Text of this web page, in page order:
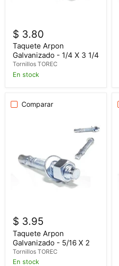
$ 3.80
Taquete Arpon
Galvanizado - 1/4 X 3 1/4
Tornillos TOREC
En stock
Comparar
$ 3.95
Taquete Arpon
Galvanizado - 5/16 X 2
Tornillos TOREC
En stock